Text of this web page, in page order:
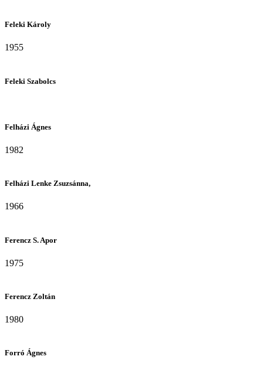
Feleki Károly
1955
Feleki Szabolcs
Felházi Ágnes
1982
Felházi Lenke Zsuzsánna,
1966
Ferencz S. Apor
1975
Ferencz Zoltán
1980
Forró Ágnes